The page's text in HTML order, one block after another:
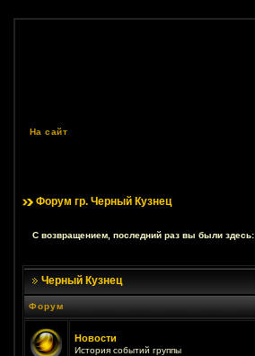
На сайт
Форум гр. Черный Кузнец
С возвращением, последний раз вы были здесь:
Черный Кузнец
Форум
Новости
История событий группы